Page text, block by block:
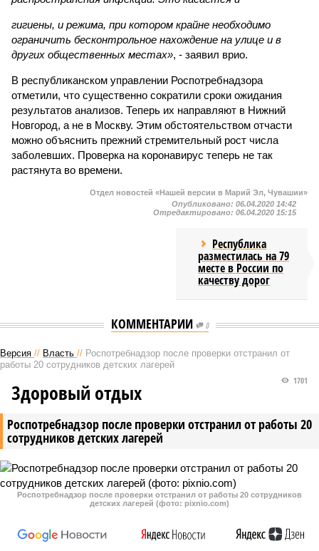
гигиены, и режима, при котором крайне необходимо
ограничить бесконтрольное нахождение на улице и в
других общественных местах», - заявил врио.
В республиканском управлении Роспотребнадзора
отметили, что существенно сократили сроки ожидания
результатов анализов. Теперь их направляют в Нижний
Новгород, а не в Москву. Этим обстоятельством отчасти
можно объяснить прежний стремительный рост числа
заболевших. Проверка на коронавирус теперь не так
растянута во времени.
Отдел новостей «Нашей версии в Марий Эл, Чувашии»
Опубликовано: 06.04.2020 14:42
Отредактировано: 06.04.2020 15:15
Республика
разместилась на 79
месте в России по
качеству дорог
КОММЕНТАРИИ 0
Версия // Власть // Роспотребнадзор после проверки отстранил от
работы 20 сотрудников детских лагерей
Роспотребнадзор после проверки отстранил от работы 20
сотрудников детских лагерей
1701
Здоровый отдых
Роспотребнадзор после проверки отстранил от работы 20 сотрудников
детских лагерей (фото: pixnio.com)